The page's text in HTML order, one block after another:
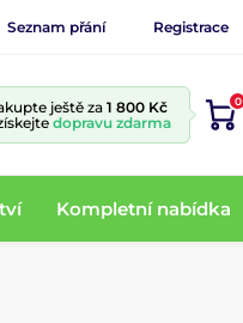
Seznam přání Registrace
ještě za 1 800 Kč
dopravu zdarma
0
Kompletní nabídka